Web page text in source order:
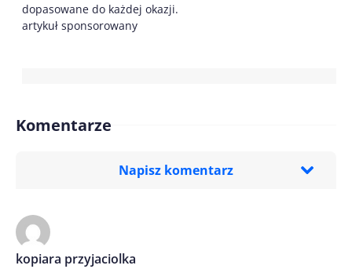
dopasowane do każdej okazji.
artykuł sponsorowany
Komentarze
Napisz komentarz
Imię/ Nick*
kopiara przyjaciolka